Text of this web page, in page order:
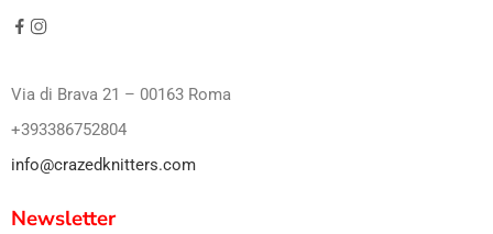
Via di Brava 21 – 00163 Roma
+393386752804
info@crazedknitters.com
Newsletter